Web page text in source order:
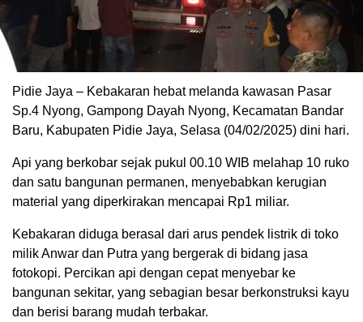
Pidie Jaya – Kebakaran hebat melanda kawasan Pasar
Sp.4 Nyong, Gampong Dayah Nyong, Kecamatan Bandar
Baru, Kabupaten Pidie Jaya, Selasa (04/02/2025) dini hari.
Api yang berkobar sejak pukul 00.10 WIB melahap 10 ruko
dan satu bangunan permanen, menyebabkan kerugian
material yang diperkirakan mencapai Rp1 miliar.
Kebakaran diduga berasal dari arus pendek listrik di toko
milik Anwar dan Putra yang bergerak di bidang jasa
fotokopi. Percikan api dengan cepat menyebar ke
bangunan sekitar, yang sebagian besar berkonstruksi kayu
dan berisi barang mudah terbakar.